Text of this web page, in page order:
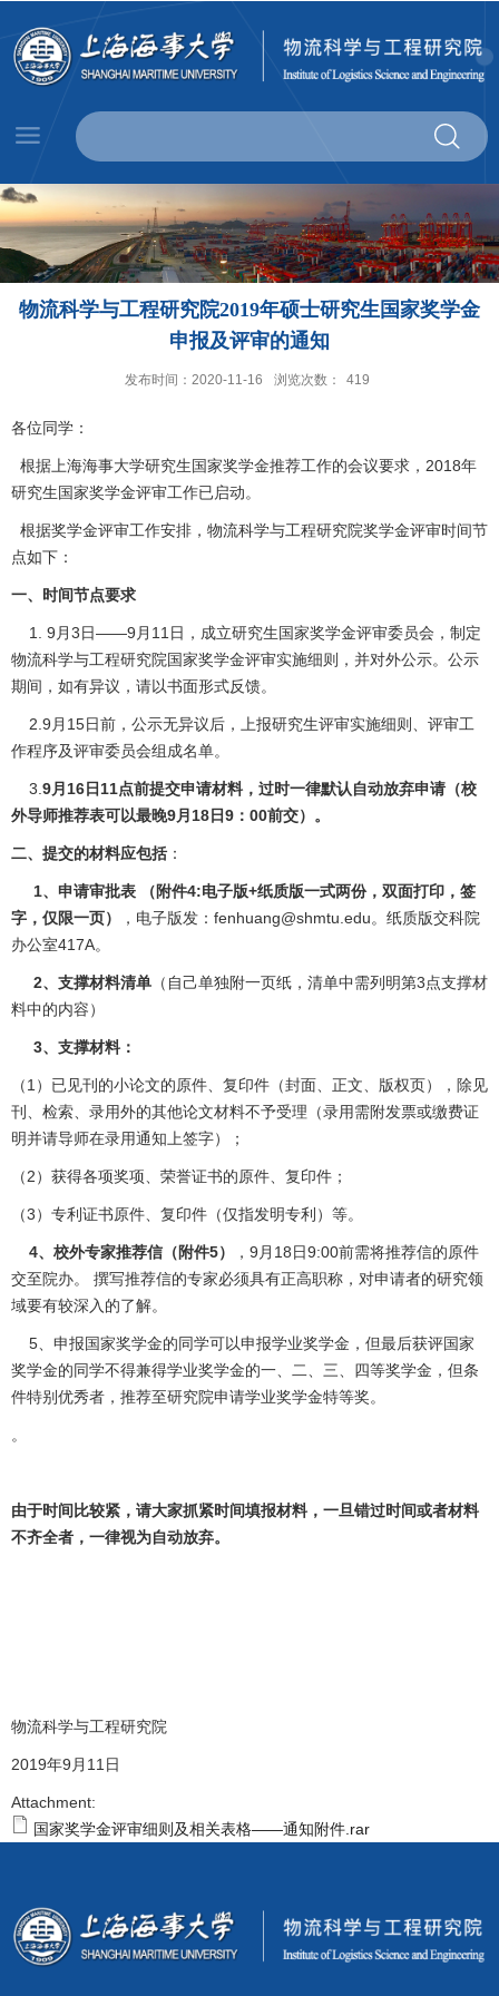
物流科学与工程研究院2019年硕士研究生国家奖学金
申报及评审的通知
发布时间：2020-11-16 浏览次数： 419
各位同学：
根据上海海事大学研究生国家奖学金推荐工作的会议要求，2018年
研究生国家奖学金评审工作已启动。
根据奖学金评审工作安排，物流科学与工程研究院奖学金评审时间节
点如下：
一、时间节点要求
1. 9月3日——9月11日，成立研究生国家奖学金评审委员会，制定
物流科学与工程研究院国家奖学金评审实施细则，并对外公示。公示
期间，如有异议，请以书面形式反馈。
2.9月15日前，公示无异议后，上报研究生评审实施细则、评审工
作程序及评审委员会组成名单。
3. 9月16日11点前提交申请材料，过时一律默认自动放弃申请（校
外导师推荐表可以最晚9月18日9：00前交）。
二、提交的材料应包括 ：
1、申请审批表 （附件4:电子版+纸质版一式两份，双面打印，签
字，仅限一页）
，电子版发：fenhuang@shmtu.edu。纸质版交科院
办公室417A。
2、支撑材料清单 （自己单独附一页纸，清单中需列明第3点支撑材
料中的内容）
3、支撑材料：
（1）已见刊的小论文的原件、复印件（封面、正文、版权页），除见
刊、检索、录用外的其他论文材料不予受理（录用需附发票或缴费证
明并请导师在录用通知上签字）；
（2）获得各项奖项、荣誉证书的原件、复印件；
（3）专利证书原件、复印件（仅指发明专利）等。
4、校外专家推荐信（附件5）
，9月18日9:00前需将推荐信的原件
交至院办。 撰写推荐信的专家必须具有正高职称，对申请者的研究领
域要有较深入的了解。
5、申报国家奖学金的同学可以申报学业奖学金，但最后获评国家
奖学金的同学不得兼得学业奖学金的一、二、三、四等奖学金，但条
件特别优秀者，推荐至研究院申请学业奖学金特等奖。
。
由于时间比较紧，请大家抓紧时间填报材料，一旦错过时间或者材料
不齐全者，一律视为自动放弃。
物流科学与工程研究院
2019年9月11日
Attachment:
国家奖学金评审细则及相关表格——通知附件.rar